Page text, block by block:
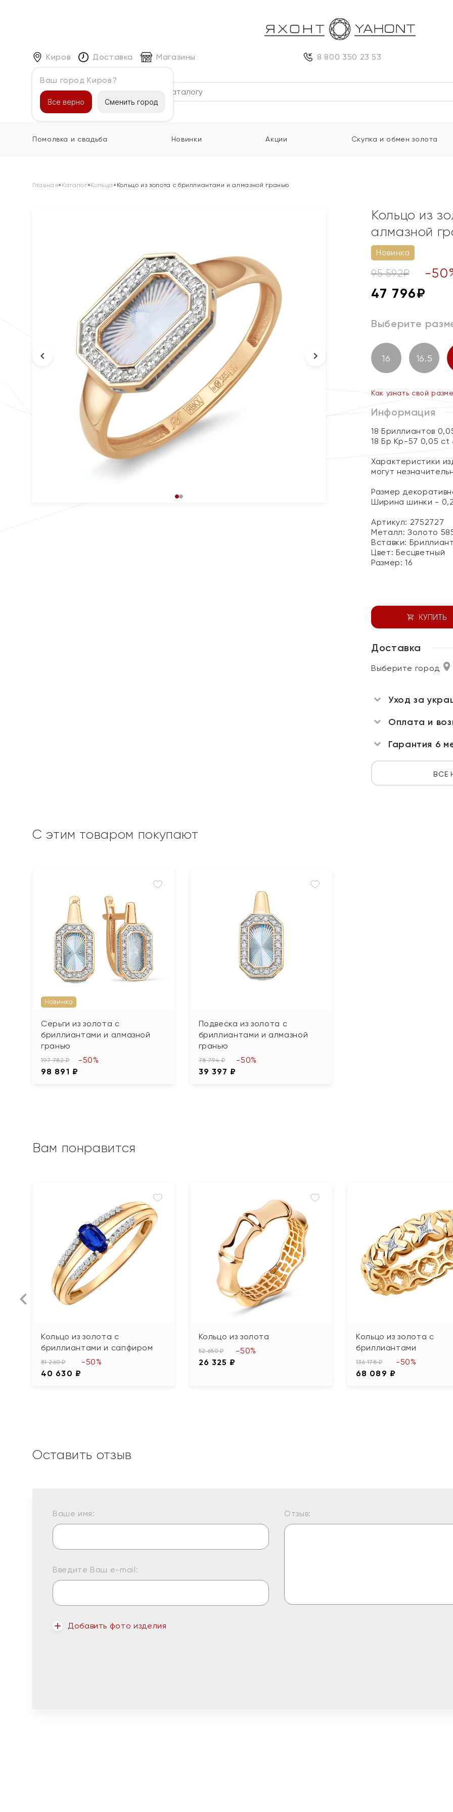
Киров
Ваш город Киров?
Все верно Сменить город
Доставка Магазины 8 800 350 23 53
Каталог
Помолвка и свадьба Новинки Акции Скупка и обмен золота
Главная» Каталог»Кольца » Кольцо из золота с бриллиантами и алмазной гранью
Кольцо из
алмазной
Новинка
95 592₽ -50
47 796₽
Выберите
16 16.5
Как узнать свой
Информация
18 Бриллиантов
18 Бр Кр-57 0,05 ct
Характеристики
могут
Размер
Ширина шинки -
Артикул: 2752727
Металл:Золото
Вставки: Бриллиант
Цвет: Бесцветный
Размер:16
КУПИТЬ
Доставка
Выберите город
Уход за
Оплата и
Гарантия 6
ВСЕ
С этим товаром покупают
Новинка
Серьги из золота с
бриллиантами и алмазной
гранью
197 782 ₽
98 891 ₽
-50%
Подвеска из золота с
бриллиантами и алмазной
гранью
78 794 ₽
39 397 ₽
-50%
Вам понравится
Кольцо из золота с
бриллиантами и сапфиром
81 260 ₽
40 630 ₽
-50%
Кольцо из золота
52 650 ₽
26 325 ₽
-50%
Кольцо из золота с
бриллиантами
136 178 ₽
68 089 ₽
-50%
Оставить отзыв
Ваше имя:
Введите Ваш e-mail:
Добавить фото изделия
Отзыв: